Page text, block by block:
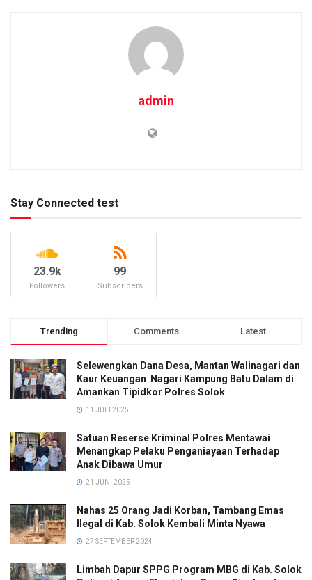
admin
Stay Connected test
23.9k
Followers
99
Subscribers
Trending Comments Latest
Selewengkan Dana Desa, Mantan Walinagari dan
Kaur Keuangan Nagari Kampung Batu Dalam di
Amankan Tipidkor Polres Solok
11 JULI 2025
Satuan Reserse Kriminal Polres Mentawai
Menangkap Pelaku Penganiayaan Terhadap
Anak Dibawa Umur
21 JUNI 2025
Nahas 25 Orang Jadi Korban, Tambang Emas
Ilegal di Kab. Solok Kembali Minta Nyawa
27 SEPTEMBER 2024
Limbah Dapur SPPG Program MBG di Kab. Solok